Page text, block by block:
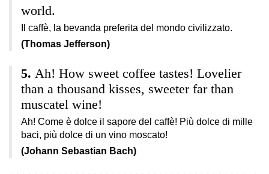
world.
Il caffè, la bevanda preferita del mondo civilizzato.
(Thomas Jefferson)
Ah! How sweet coffee tastes! Lovelier
than a thousand kisses, sweeter far than
muscatel wine!
Ah! Come è dolce il sapore del caffè! Più dolce di mille
baci, più dolce di un vino moscato!
(Johann Sebastian Bach)